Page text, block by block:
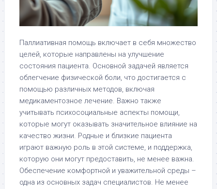
Паллиативная помощь включает в себя множество
целей, которые направлены на улучшение
состояния пациента. Основной задачей является
облегчение физической боли, что достигается с
помощью различных методов, включая
медикаментозное лечение. Важно также
учитывать психосоциальные аспекты помощи,
которые могут оказывать значительное влияние на
качество жизни. Родные и близкие пациента
играют важную роль в этой системе, и поддержка,
которую они могут предоставить, не менее важна.
Обеспечение комфортной и уважительной среды –
одна из основных задач специалистов. Не менее